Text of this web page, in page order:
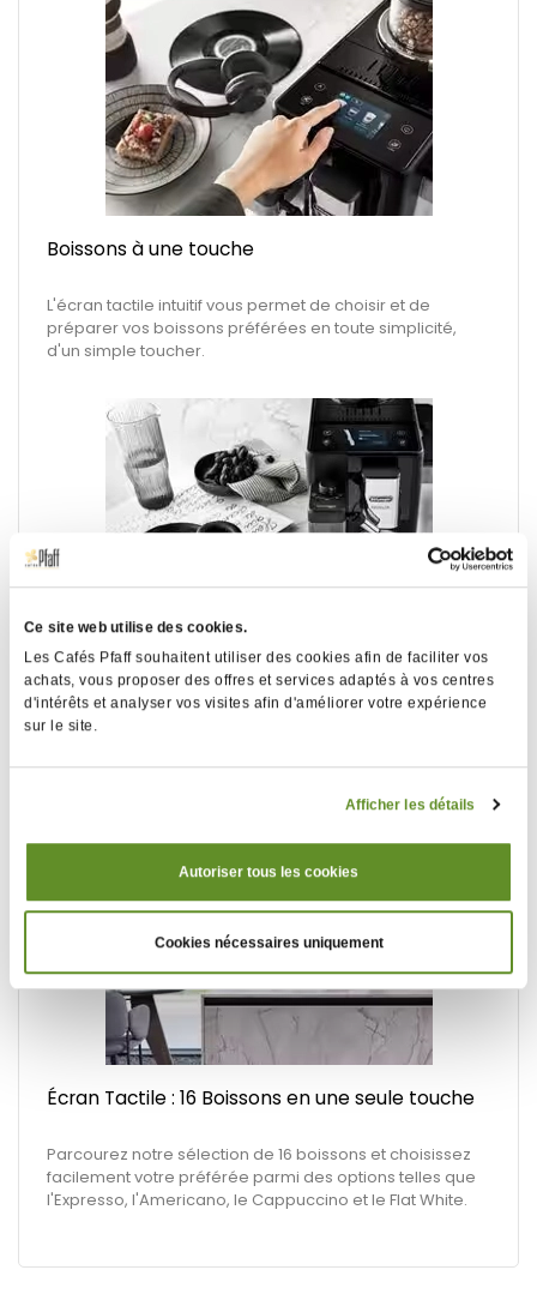
Ce site web utilise des cookies.
Les Cafés Pfaff souhaitent utiliser des cookies afin de faciliter vos
achats, vous proposer des offres et services adaptés à vos centres
d'intérêts et analyser vos visites afin d'améliorer votre expérience
sur le site.
Afficher les détails
Autoriser tous les cookies
Cookies nécessaires uniquement
Boissons à une touche
L'écran tactile intuitif vous permet de choisir et de
préparer vos boissons préférées en toute simplicité,
d'un simple toucher.
Carafe à lait avec Technologie LatteCrema Hot
Profitez d'une mousse de lait riche et onctueuse à la
température idéale, garantissant des résultats délicieux
Écran Tactile : 16 Boissons en une seule touche
Parcourez notre sélection de 16 boissons et choisissez
facilement votre préférée parmi des options telles que
l'Expresso, l'Americano, le Cappuccino et le Flat White.